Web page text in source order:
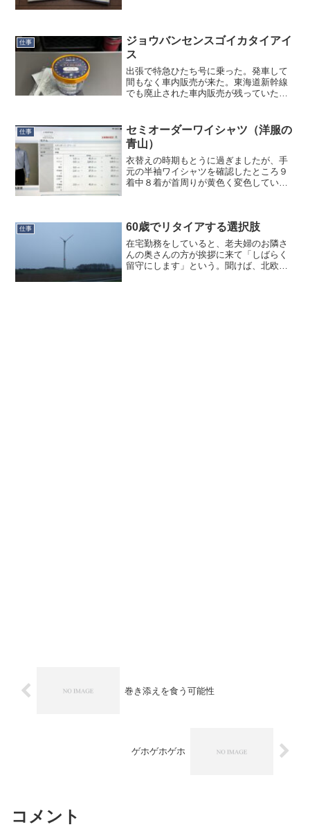
のものです。「紳士なノート...
仕事
ジョウバンセンスゴイカタイアイ
ス
出張で特急ひたち号に乗った。発車して
間もなく車内販売が来た。東海道新幹線
でも廃止された車内販売が残っていたこ
たことだ。新幹線でもグリーン車なら買
えると聞いたが、常磐線の...
仕事
セミオーダーワイシャツ（洋服の
青山）
衣替えの時期もとうに過ぎましたが、手
元の半袖ワイシャツを確認したところ９
着中８着が首周りが黄色く変色してい
着くらいあればいいか、とい...
仕事 60歳でリタイアする選択肢
在宅勤務をしていると、老夫婦のお隣さ
んの奥さんの方が挨拶に来て「しばらく
留守にします」という。聞けば、北欧に
巻き添えを食う可能性
ゲホゲホゲホ
コメント